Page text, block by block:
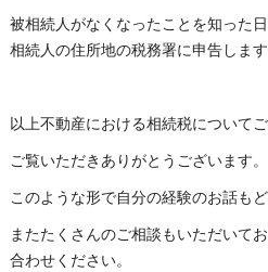
被相続人がなくなったことを知った
相続人の住所地の税務署に申告します
以上不動産における相続税について
ご覧いただきありがとうございます。
このような形で自分の経験のお話も
またたくさんのご相談もいただいて
合わせください。